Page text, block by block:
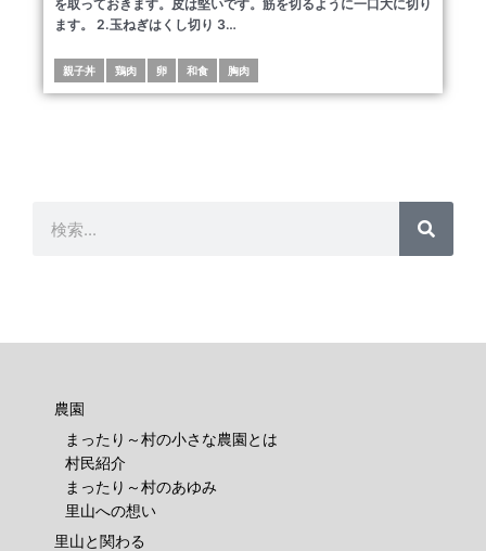
を取っておきます。皮は堅いです。筋を切るように一口大に切り
ます。 2.玉ねぎはくし切り 3…
親子丼 鶏肉 卵 和食 胸肉
農園
まったり～村の小さな農園とは
村民紹介
まったり～村のあゆみ
里山への想い
里山と関わる